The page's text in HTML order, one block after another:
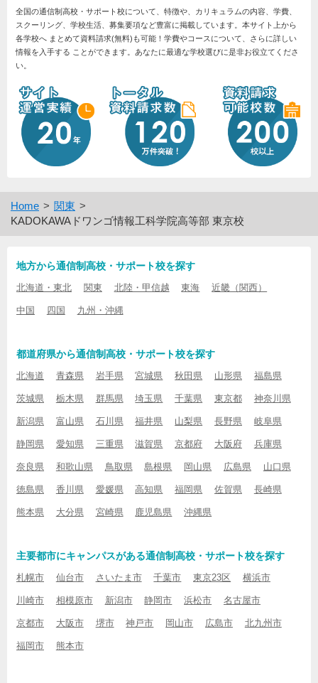
全国の通信制高校・サポート校について、特徴や、カリキュラムの内容、学費、
スクーリング、学校生活、募集要項など豊富に掲載しています。本サイト上から
各学校へ まとめて資料請求(無料)も可能！学費やコースについて、さらに詳しい
情報を入手する ことができます。あなたに最適な学校選びに是非お役立てくださ
い。
Home
関東
KADOKAWAドワンゴ情報工科学院高等部 東京校
地方から通信制高校・サポート校を探す
北海道・東北 関東 北陸・甲信越 東海 近畿（関西）
中国 四国 九州・沖縄
都道府県から通信制高校・サポート校を探す
北海道 青森県 岩手県 宮城県 秋田県 山形県 福島県
茨城県 栃木県 群馬県 埼玉県 千葉県 東京都 神奈川県
新潟県 富山県 石川県 福井県 山梨県 長野県 岐阜県
静岡県 愛知県 三重県 滋賀県 京都府 大阪府 兵庫県
奈良県 和歌山県 鳥取県 島根県 岡山県 広島県 山口県
徳島県 香川県 愛媛県 高知県 福岡県 佐賀県 長崎県
熊本県 大分県 宮崎県 鹿児島県 沖縄県
主要都市にキャンパスがある通信制高校・サポート校を探す
札幌市 仙台市 さいたま市 千葉市 東京23区 横浜市
川崎市 相模原市 新潟市 静岡市 浜松市 名古屋市
京都市 大阪市 堺市 神戸市 岡山市 広島市 北九州市
福岡市 熊本市